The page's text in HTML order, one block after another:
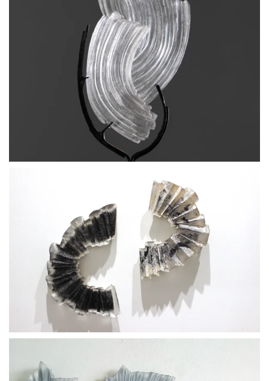
BLÄDDRA I GALLERI
BLÄDDRA I GALLERI